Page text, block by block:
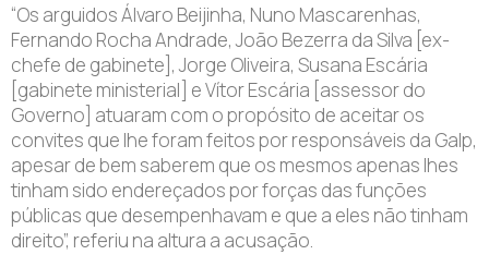
“Os arguidos Álvaro Beijinha, Nuno Mascarenhas,
Fernando Rocha Andrade, João Bezerra da Silva [ex-
chefe de gabinete], Jorge Oliveira, Susana Escária
[gabinete ministerial] e Vítor Escária [assessor do
Governo] atuaram com o propósito de aceitar os
convites que lhe foram feitos por responsáveis da Galp,
apesar de bem saberem que os mesmos apenas lhes
tinham sido endereçados por forças das funções
públicas que desempenhavam e que a eles não tinham
direito”, referiu na altura a acusação.